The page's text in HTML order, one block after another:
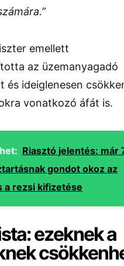
emellett
az üzemanyagadó
és ideiglenesen
vonatkozó áfát is.
Riasztó jelentés: már
gondot okoz az
a rezsi kifizetése
ezeknek a